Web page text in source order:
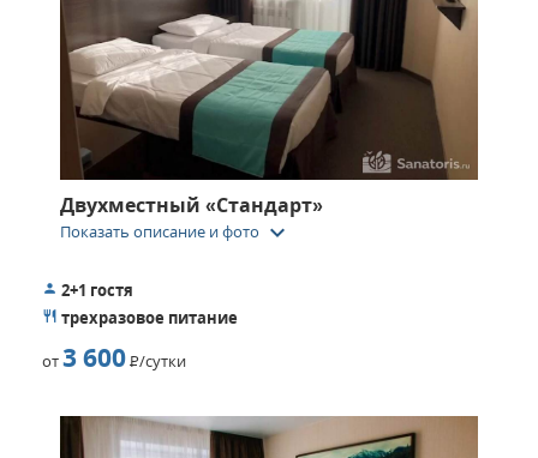
Двухместный «Стандарт»
Показать описание и фото keyboard_arrow_down
2+1 гостя
трехразовое питание
от3 600Р/сутки